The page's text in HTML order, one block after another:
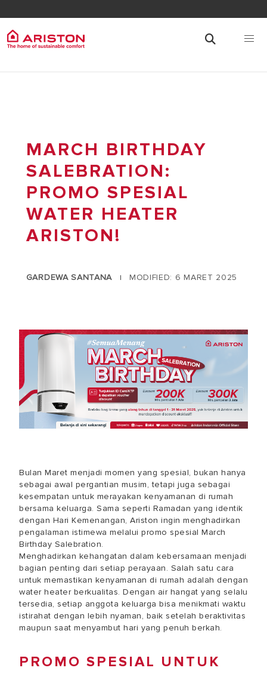
MARCH BIRTHDAY
SALEBRATION:
PROMO SPESIAL
WATER HEATER
ARISTON!
GARDEWA SANTANA | MODIFIED: 6 MARET 2025
Bulan Maret menjadi momen yang spesial, bukan hanya
sebagai awal pergantian musim, tetapi juga sebagai
kesempatan untuk merayakan kenyamanan di rumah
bersama keluarga. Sama seperti Ramadan yang identik
dengan Hari Kemenangan, Ariston ingin menghadirkan
pengalaman istimewa melalui promo spesial March
Birthday Salebration.
Menghadirkan kehangatan dalam kebersamaan menjadi
bagian penting dari setiap perayaan. Salah satu cara
untuk memastikan kenyamanan di rumah adalah dengan
water heater berkualitas. Dengan air hangat yang selalu
tersedia, setiap anggota keluarga bisa menikmati waktu
istirahat dengan lebih nyaman, baik setelah beraktivitas
maupun saat menyambut hari yang penuh berkah.
PROMO SPESIAL UNTUK